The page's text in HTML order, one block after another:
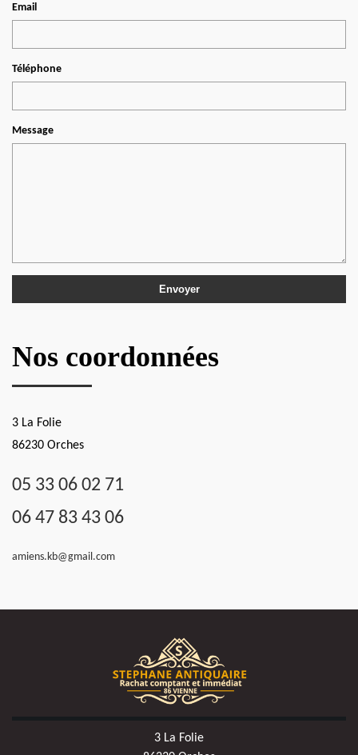
Email
Téléphone
Message
Nos coordonnées
3 La Folie
86230 Orches
05 33 06 02 71
06 47 83 43 06
amiens.kb@gmail.com
3 La Folie